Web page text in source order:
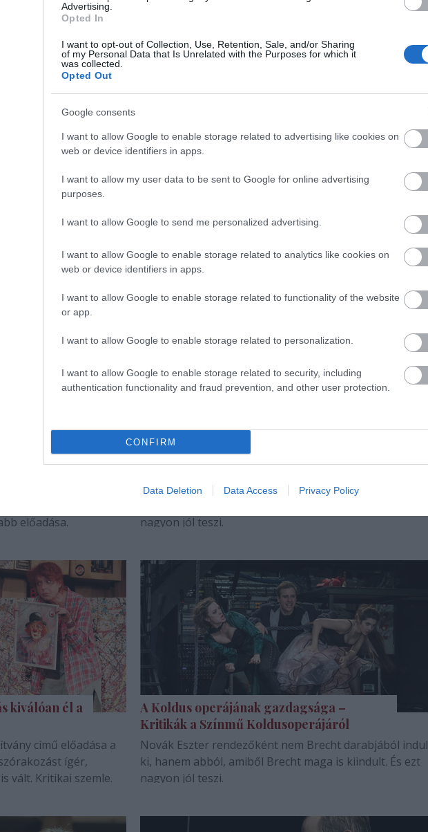
Advertising.
Opted In
I want to opt-out of Collection, Use, Retention, Sale, and/or Sharing
of my Personal Data that Is Unrelated with the Purposes for which it
was collected.
Opted Out
Google consents
I want to allow Google to enable storage related to advertising like cookies on
web or device identifiers in apps.
I want to allow my user data to be sent to Google for online advertising
purposes.
I want to allow Google to send me personalized advertising.
I want to allow Google to enable storage related to analytics like cookies on
web or device identifiers in apps.
I want to allow Google to enable storage related to functionality of the website
or app.
I want to allow Google to enable storage related to personalization.
I want to allow Google to enable storage related to security, including
authentication functionality and fraud prevention, and other user protection.
CONFIRM
Data Deletion Data Access Privacy Policy
Nemzeti
amikor olyan darab
ikonikus film is
Mohácsi János rendezése a Radnótiban történelmünk
elfeledett és szégyenteljes eseményeire emlékeztet. De
vajon mire való az emlékezés?
–
színpadra a
A kritikusok
előadása.
Homérosszal játszani – Kritikák a
budapesti Katona Ithakájáról
Székely Kriszta rendezése Odüsszeusz maradék hős
nagyon jól teszi.
kiválóan él a
című előadása a
ígér,
vált. Kritikai szemle.
A Koldus operájának gazdagsága –
Kritikák a Színmű Koldusoperájáról
Novák Eszter rendezőként nem Brecht darabjából indul
ki, hanem abból, amiből Brecht maga is kiindult. És ezt
nagyon jól teszi.